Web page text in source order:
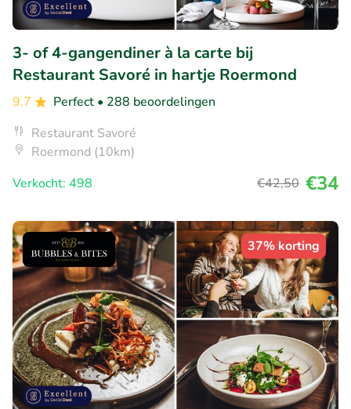
3- of 4-gangendiner à la carte bij
Restaurant Savoré in hartje Roermond
9.7 Perfect • 288 beoordelingen
Restaurant Savoré
Roermond (10km)
Verkocht: 498
€42,50 €34
37% korting